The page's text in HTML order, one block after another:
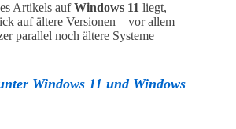
Artikels aufWindows 11 liegt,
auf ältere Versionen – vor allem
parallel noch ältere Systeme
Windows 11 und Windows